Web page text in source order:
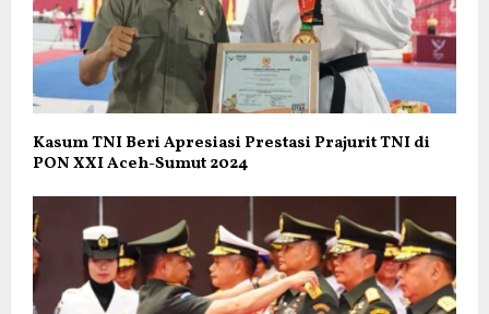
Kasum TNI Beri Apresiasi Prestasi Prajurit TNI di
PON XXI Aceh-Sumut 2024